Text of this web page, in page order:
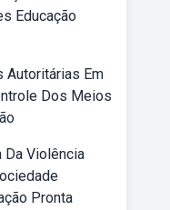
Educação
Autoritárias Em
Dos Meios
Violência
Pronta